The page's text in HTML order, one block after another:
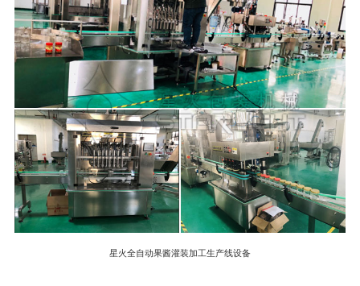
星火全自动果酱灌装加工生产线设备